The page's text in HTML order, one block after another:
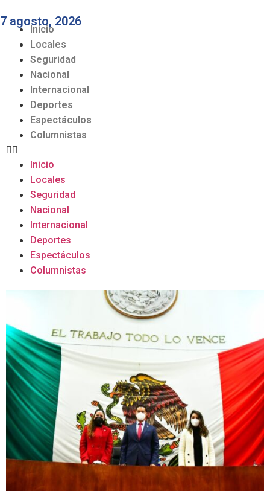
7 agosto, 2026
Inicio
Locales
Seguridad
Nacional
Internacional
Deportes
Espectáculos
Columnistas
Inicio
Locales
Seguridad
Nacional
Internacional
Deportes
Espectáculos
Columnistas